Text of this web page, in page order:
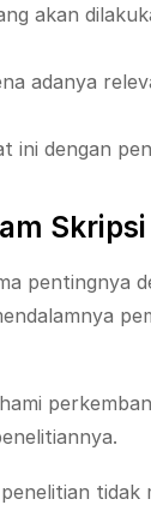
akan
adanya
ini dengan
pentingnya
tidak